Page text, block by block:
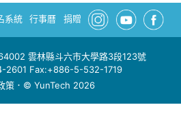
系統 行事曆 捐贈
雲林縣斗六市大學路3段123號
2601 Fax:+886-5-532-1719
策 ．© YunTech 2026